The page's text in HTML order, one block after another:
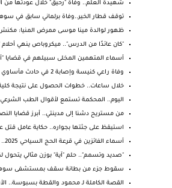
شهيدة العلم.. وفاة "رحيق" خلال عودتها من
توقف قطار الخير..وفاة برلماني سابق في
ظهور لوالدة مينا موسى ممرض المنيا:
"كان عائدًا من الدرس".. ميكروباص ينهي أحلام
أسماء المتهمين المخلى سبيلهم في قضايا
وفاة راعي كنيسة وإصابة 2 في حادث مأساوي بصحراوي ال...
خلال ساعات.. خطوات الحصول على نتيجة كلية
اليوم.. المحكمة تستمع لأقوال الطب
من مستريح دشنا إلى مدينتي.. أبرز قضايا
استيقظ على جثتها بجواره.. حكاية عامل قتل
أسماء الفائزين في قرعة الحج السياحي 2025.. استعلم ...
"صديد وتسمم".. حلم "آية" بوزن مثالي يتحول
سقوط جزء من بطانة سقف بمستشفى
القصة الكاملة لـ محمود والقطة بسبوسة..